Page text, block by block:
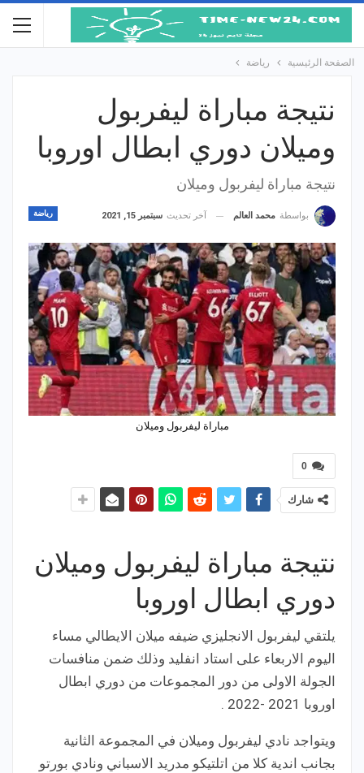
الصفحة الرئيسية رياضة
نتيجة مباراة ليفربول
وميلان دوري ابطال اوروبا
نتيجة مباراة ليفربول وميلان
رياضة بواسطة محمد العالم آخر تحديث سبتمبر 15, 2021
مباراة ليفربول وميلان
0
شارك
نتيجة مباراة ليفربول وميلان
دوري ابطال اوروبا
يلتقي ليفربول الانجليزي ضيفه ميلان الايطالي مساء
اليوم الاربعاء على استاد انفليد وذلك ضمن منافسات
الجولة الاولى من دور المجموعات من دوري ابطال
اوروبا 2021 -2022 .
ويتواجد نادي ليفربول وميلان في المجموعة الثانية
بجانب اندية كلا من اتلتيكو مدريد الاسباني ونادي بورتو